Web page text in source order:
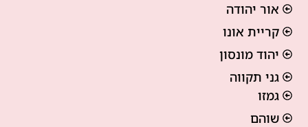
אור יהודה
קריית אונו
יהוד מונסון
גני תקווה
גמזו
שוהם